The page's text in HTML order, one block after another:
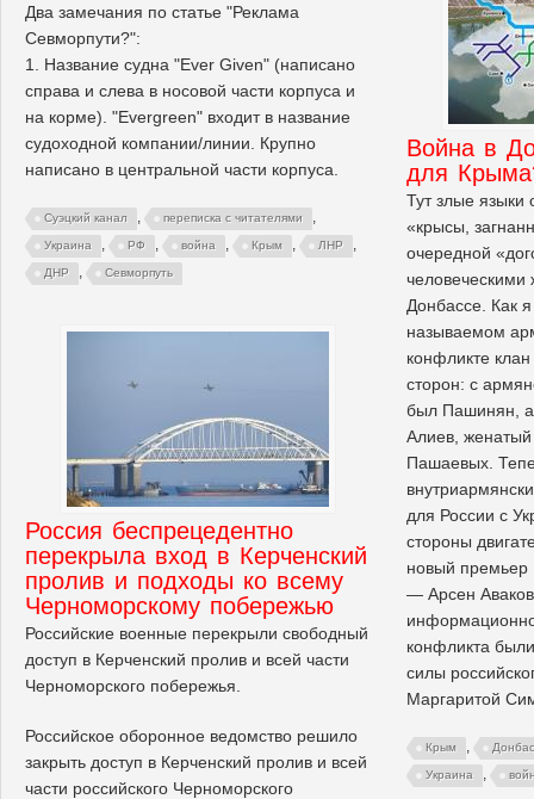
Два замечания по статье "Реклама
Севморпути?":
1. Название судна "Ever Given" (написано
справа и слева в носовой части корпуса и
на корме). "Evergreen" входит в название
судоходной компании/линии. Крупно
написано в центральной части корпуса.
Суэцкий канал , переписка с читателями ,
Украина , РФ , война , Крым , ЛНР ,
ДНР , Севморпуть
Война в
для
Тут злые языки
«крысы,
очередной
человеческими
Донбассе. Как
называемом
конфликте
сторон: с
был Пашинян,
Алиев,
Пашаевых.
для России с
стороны
новый премьер
— Арсен
конфликта
силы
Маргаритой
Крым ,
Украина ,
Россия беспрецедентно
перекрыла вход в Керченский
пролив и подходы ко всему
Черноморскому побережью
Российские военные перекрыли свободный
доступ в Керченский пролив и всей части
Черноморского побережья.
Российское оборонное ведомство решило
закрыть доступ в Керченский пролив и всей
части российского Черноморского